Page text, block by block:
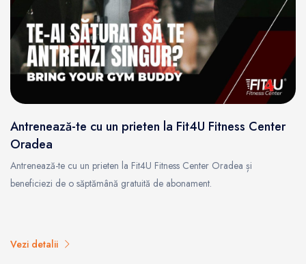
Antrenează-te cu un prieten la Fit4U Fitness Center
Oradea
Antrenează-te cu un prieten la Fit4U Fitness Center Oradea și
beneficiezi de o săptămână gratuită de abonament.
Vezi detalii